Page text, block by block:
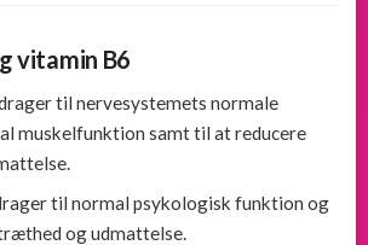
vitamin B6
til nervesystemets normale
muskelfunktion samt til at reducere
til normal psykologisk funktion og
og udmattelse.